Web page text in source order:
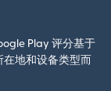
Play 评分基于
地和设备类型而